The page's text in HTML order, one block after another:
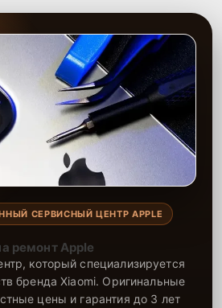
восстановление телефона
будет снова работать исправно
СЕРВИСНЫЙ ЦЕНТР APPLE
ремонт Apple
который специализируется
бренда Xiaomi. Оригинальные
цены и гарантия до 3 лет